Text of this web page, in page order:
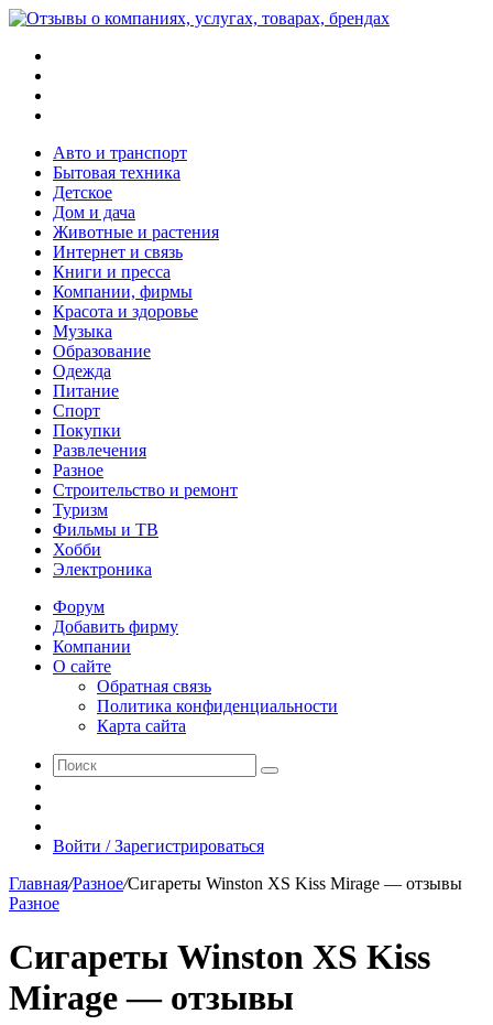
Авто и транспорт
Бытовая техника
Детское
Дом и дача
Животные и растения
Интернет и связь
Книги и пресса
Компании, фирмы
Красота и здоровье
Музыка
Образование
Одежда
Питание
Спорт
Покупки
Развлечения
Разное
Строительство и ремонт
Туризм
Фильмы и ТВ
Хобби
Электроника
Форум
Добавить фирму
Компании
О сайте
Обратная связь
Политика конфиденциальности
Карта сайта
Поиск
статья
Войти / Зарегистрироваться
Главная/Разное/Сигареты Winston XS Kiss Mirage — отзывы
Разное
Сигареты Winston XS Kiss
Mirage — отзывы